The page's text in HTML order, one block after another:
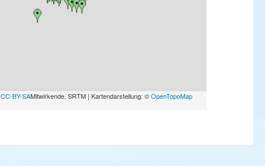
CC-BY-SAMitwirkende, SRTM | Kartendarstellung: ©OpenTopoMap